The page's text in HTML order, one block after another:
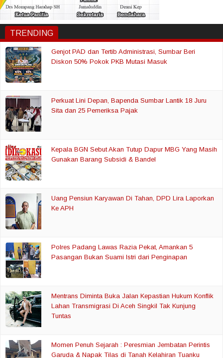
TRENDING
Genjot PAD dan Tertib Administrasi, Sumbar Beri
Diskon 50% Pokok PKB Mutasi Masuk
Perkuat Lini Depan, Bapenda Sumbar Lantik 18 Juru
Sita dan 25 Pemeriksa Pajak
Kepala BGN Sebut Akan Tutup Dapur MBG Yang Masih
Gunakan Barang Subsidi & Bandel
Uang Pensiun Karyawan Di Tahan, DPD Lira Laporkan
Ke APH
Polres Padang Lawas Razia Pekat, Amankan 5
Pasangan Bukan Suami Istri dari Penginapan
Mentrans Diminta Buka Jalan Kepastian Hukum Konflik
Lahan Transmigrasi Di Aceh Singkil Tak Kunjung
Tuntas
Momen Penuh Sejarah : Peresmian Jembatan Perintis
Garuda & Napak Tilas di Tanah Kelahiran Tuanku